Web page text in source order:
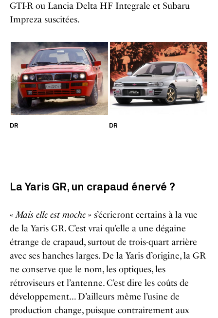
GTI-R ou Lancia Delta HF Integrale et Subaru
Impreza suscitées.
DR DR
La Yaris GR, un crapaud énervé ?
« Mais elle est moche » s’écrieront certains à la vue
de la Yaris GR. C’est vrai qu’elle a une dégaine
étrange de crapaud, surtout de trois-quart arrière
avec ses hanches larges. De la Yaris d’origine, la GR
ne conserve que le nom, les optiques, les
rétroviseurs et l’antenne. C’est dire les coûts de
développement… D’ailleurs même l’usine de
production change, puisque contrairement aux